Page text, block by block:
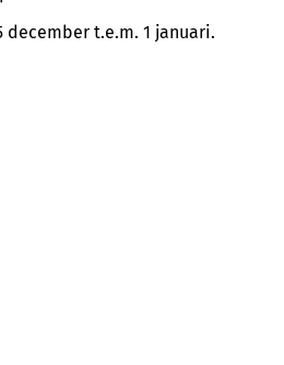
december t.e.m. 1 januari.